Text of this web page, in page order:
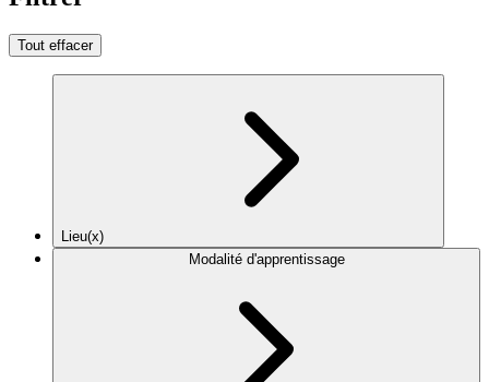
Tout effacer
Lieu(x)
Modalité d'apprentissage